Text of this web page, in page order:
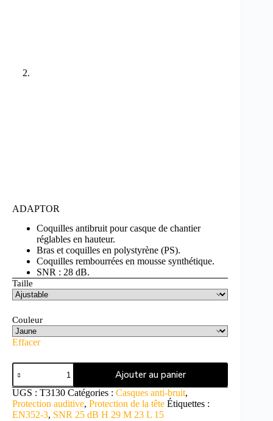
ADAPTOR
Coquilles antibruit pour casque de chantier
réglables en hauteur.
Bras et coquilles en polystyrène (PS).
Coquilles rembourrées en mousse synthétique.
SNR : 28 dB.
Taille
Couleur
Effacer
Ajouter au panier
UGS : T3130 Catégories : Casques anti-bruit,
Protection auditive, Protection de la tête Étiquettes :
EN352-3, SNR 25 dB H 29 M 23 L 15